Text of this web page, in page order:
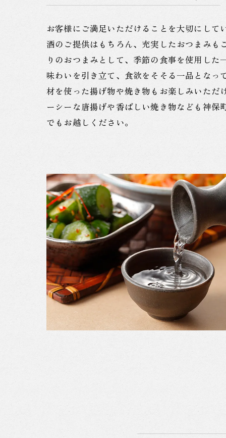
お客様にご満足いただけることを大切にし
酒のご提供はもちろん、充実したおつまみ
りのおつまみとして、季節の食事を使用し
味わいを引き立て、食欲をそそる一品とな
材を使った揚げ物や焼き物もお楽しみいただ
ーシーな唐揚げや香ばしい焼き物なども神
でもお越しください。